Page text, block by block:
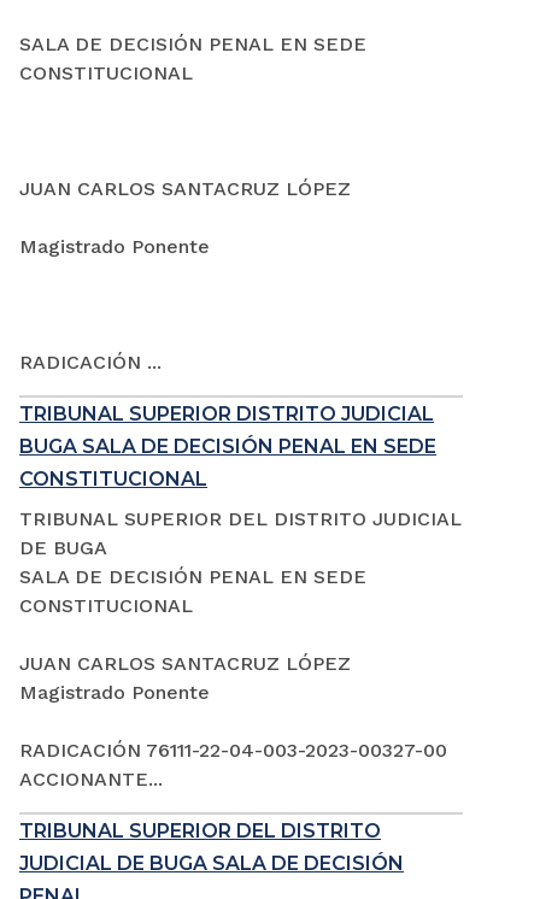
SALA DE DECISIÓN PENAL EN SEDE
CONSTITUCIONAL
JUAN CARLOS SANTACRUZ LÓPEZ
Magistrado Ponente
RADICACIÓN ...
TRIBUNAL SUPERIOR DISTRITO JUDICIAL
BUGA SALA DE DECISIÓN PENAL EN SEDE
CONSTITUCIONAL
TRIBUNAL SUPERIOR DEL DISTRITO JUDICIAL
DE BUGA
SALA DE DECISIÓN PENAL EN SEDE
CONSTITUCIONAL
JUAN CARLOS SANTACRUZ LÓPEZ
Magistrado Ponente
RADICACIÓN 76111-22-04-003-2023-00327-00
ACCIONANTE...
TRIBUNAL SUPERIOR DEL DISTRITO
JUDICIAL DE BUGA SALA DE DECISIÓN